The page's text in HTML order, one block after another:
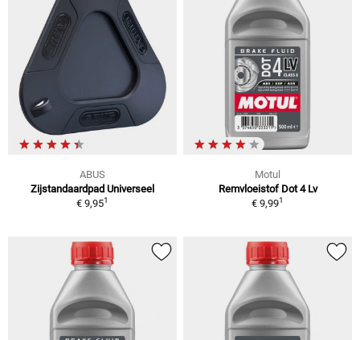
ABUS
Zijstandaardpad Universeel
€ 9,951
Motul
Remvloeistof Dot 4 Lv
€ 9,991